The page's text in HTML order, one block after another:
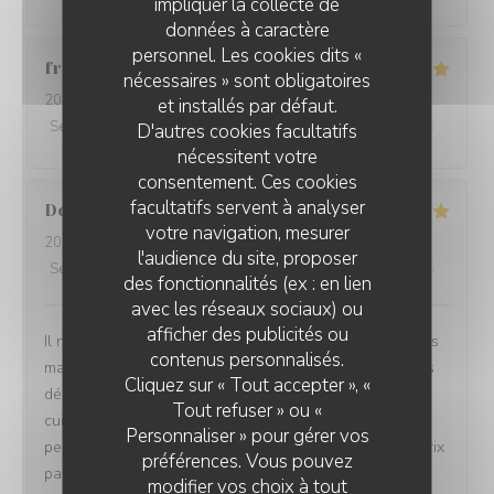
données à caractère
personnel. Les cookies dits «
nécessaires » sont obligatoires
et installés par défaut.
D'autres cookies facultatifs
nécessitent votre
consentement. Ces cookies
facultatifs servent à analyser
votre navigation, mesurer
l'audience du site, proposer
des fonctionnalités (ex : en lien
avec les réseaux sociaux) ou
afficher des publicités ou
contenus personnalisés.
Cliquez sur « Tout accepter », «
Tout refuser » ou «
Personnaliser » pour gérer vos
préférences. Vous pouvez
modifier vos choix à tout
françois P
2026-08-07
- 12:30 - Couverts 2
Service
Ambiance: 5/5 Cuisine:5/5 Qualité / Prix
Dorion
2026-08-08
- 19:30 - Couverts 2
Service
Ambiance:5 /5 Cuisine : 5/5 Qualité / Prix
Il n'y a aucune fausses notes sur sur restaurant,les plats
magnifiquement presentés et surtout délicieux avec Des
découvertes surprenantes. Le lieu atypique avec sa
cuisine ouverte et très bien décoré. Et pour finir un
personnel au petits soins. Bref un lieu rapport qualité prix
parfait. Nous avons découvert ce restaurant via un